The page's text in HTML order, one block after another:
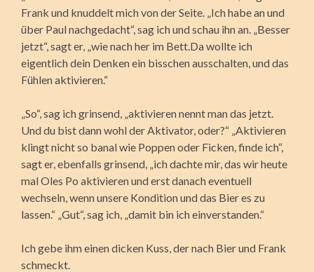
Frank und knuddelt mich von der Seite. „Ich habe an und
über Paul nachgedacht“, sag ich und schau ihn an. „Besser
jetzt“, sagt er, „wie nach her im Bett.Da wollte ich
eigentlich dein Denken ein bisschen ausschalten, und das
Fühlen aktivieren.“
„So“, sag ich grinsend, „aktivieren nennt man das jetzt.
Und du bist dann wohl der Aktivator, oder?“ „Aktivieren
klingt nicht so banal wie Poppen oder Ficken, finde ich“,
sagt er, ebenfalls grinsend, „ich dachte mir, das wir heute
mal Oles Po aktivieren und erst danach eventuell
wechseln, wenn unsere Kondition und das Bier es zu
lassen.“ „Gut“, sag ich, „damit bin ich einverstanden.“
Ich gebe ihm einen dicken Kuss, der nach Bier und Frank
schmeckt.